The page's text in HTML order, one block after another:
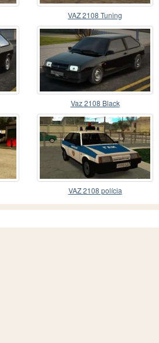
VAZ 2108 Tuning
Vaz 2108 Black
VAZ 2108 polícia